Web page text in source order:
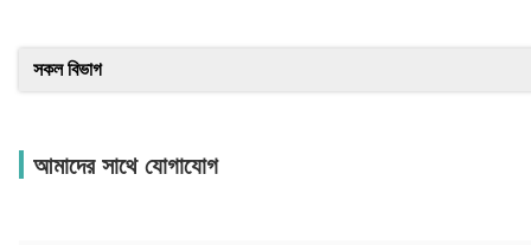
সকল বিভাগ
আমাদের সাথে যোগাযোগ